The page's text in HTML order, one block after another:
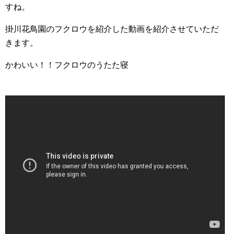
すね。
掛川花鳥園のフクロウを紹介した動画を紹介させていただ
きます。
かわいい！！フクロウのうたた寝